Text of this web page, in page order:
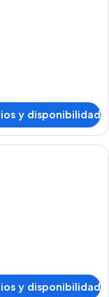
y disponibilidad
fuerte, escritorio y
y disponibilidad